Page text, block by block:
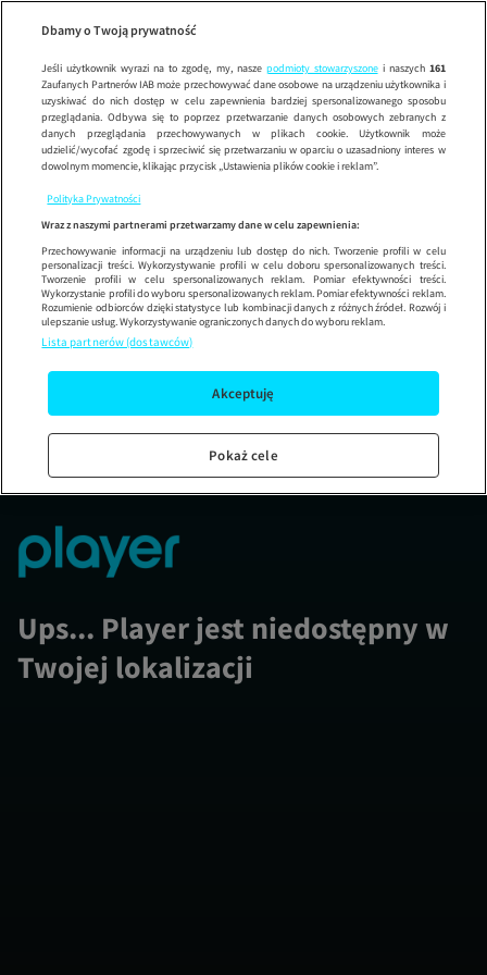
Wypróbuj aplikację mobilną
Korzystaj z łatwiejszej nawigacji i ciesz się szybszym
Ups... Player jest niedostępny w
Twojej lokalizacji
Dbamy o Twoją prywatność
Jeśli użytkownik wyrazi na to zgodę, my, nasze podmioty stowarzyszonei naszych 161
Zaufanych Partnerów IAB może przechowywać dane osobowe na urządzeniu użytkownika i
uzyskiwać do nich dostęp w celu zapewnienia bardziej spersonalizowanego sposobu
przeglądania. Odbywa się to poprzez przetwarzanie danych osobowych zebranych z
danych przeglądania przechowywanych w plikach cookie. Użytkownik może
udzielić/wycofać zgodę i sprzeciwić się przetwarzaniu w oparciu o uzasadniony interes w
dowolnym momencie, klikając przycisk „Ustawienia plików cookie i reklam”.
Polityka Prywatności
Wraz z naszymi partnerami przetwarzamy dane w celu zapewnienia:
Przechowywanie informacji na urządzeniu lub dostęp do nich. Tworzenie profili w celu
personalizacji treści. Wykorzystywanie profili w celu doboru spersonalizowanych treści.
Tworzenie profili w celu spersonalizowanych reklam. Pomiar efektywności treści.
Wykorzystanie profili do wyboru spersonalizowanych reklam. Pomiar efektywności reklam.
Rozumienie odbiorców dzięki statystyce lub kombinacji danych z różnych źródeł. Rozwój i
ulepszanie usług. Wykorzystywanie ograniczonych danych do wyboru reklam.
Lista partnerów (dostawców)
Akceptuję
Pokaż cele